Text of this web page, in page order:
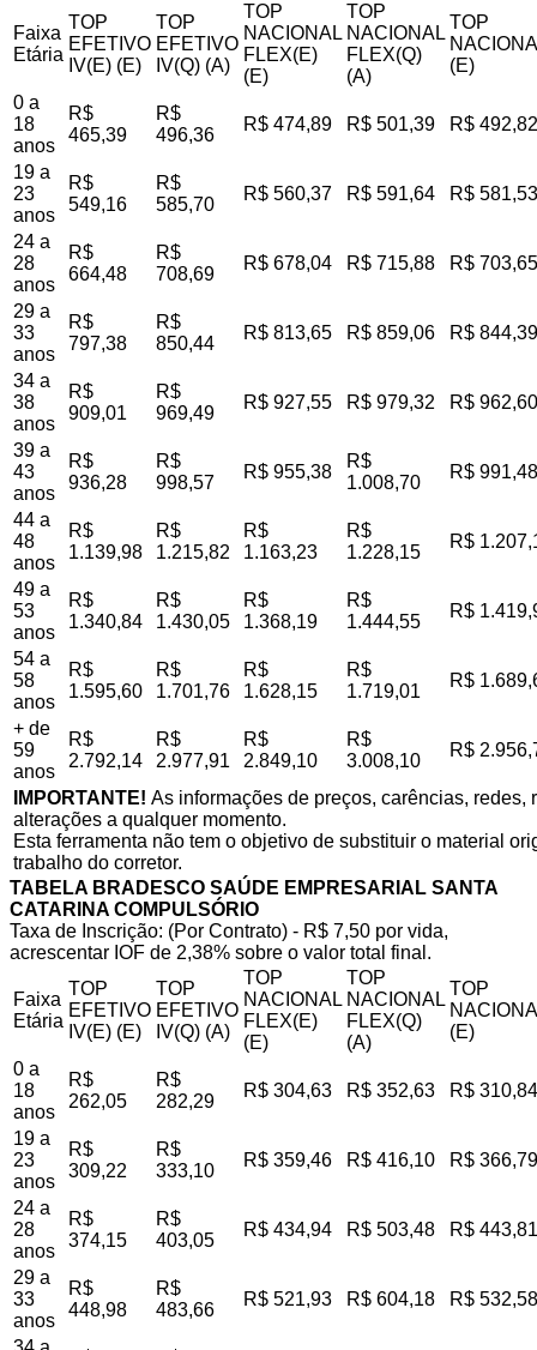
Faixa
Etária
TOP
EFETIVO
IV(E) (E)
TOP
EFETIVO
IV(Q) (A)
TOP
NACIONAL
FLEX(E)
(E)
TOP
NACIONAL
FLEX(Q)
(A)
TOP
(E)
0 a
18
anos
R$
465,39
R$
496,36
R$ 474,89 R$ 501,39 R$ 492,82
19 a
23
anos
R$
549,16
R$
585,70
R$ 560,37 R$ 591,64 R$ 581,53
24 a
28
anos
R$
664,48
R$
708,69
R$ 678,04 R$ 715,88 R$ 703,65
29 a
33
anos
R$
797,38
R$
850,44
R$ 813,65 R$ 859,06 R$ 844,39
34 a
38
anos
R$
909,01
R$
969,49
R$ 927,55 R$ 979,32 R$ 962,60
39 a
43
anos
R$
936,28
R$
998,57
R$ 955,38
R$
1.008,70
R$ 991,48
44 a
48
anos
R$
1.139,98
R$
1.215,82
R$
1.163,23
R$
1.228,15
R$
49 a
53
anos
R$
1.340,84
R$
1.430,05
R$
1.368,19
R$
1.444,55
R$
54 a
58
anos
R$
1.595,60
R$
1.701,76
R$
1.628,15
R$
1.719,01
R$
+ de
59
anos
R$
2.792,14
R$
2.977,91
R$
2.849,10
R$
3.008,10
R$
IMPORTANTE! As informações de preços, carências,
alterações a qualquer momento.
Esta ferramenta não tem o objetivo de substituir o material
trabalho do corretor.
TABELA BRADESCO SAÚDE EMPRESARIAL SANTA
CATARINA COMPULSÓRIO
Taxa de Inscrição: (Por Contrato) - R$ 7,50 por vida,
acrescentar IOF de 2,38% sobre o valor total final.
Faixa
Etária
TOP
EFETIVO
IV(E) (E)
TOP
EFETIVO
IV(Q) (A)
TOP
NACIONAL
FLEX(E)
(E)
TOP
NACIONAL
FLEX(Q)
(A)
TOP
(E)
0 a
18
anos
R$
262,05
R$
282,29
R$ 304,63 R$ 352,63 R$ 310,84
19 a
23
anos
R$
309,22
R$
333,10
R$ 359,46 R$ 416,10 R$ 366,79
24 a
28
anos
R$
374,15
R$
403,05
R$ 434,94 R$ 503,48 R$ 443,81
29 a
33
anos
R$
448,98
R$
483,66
R$ 521,93 R$ 604,18 R$ 532,58